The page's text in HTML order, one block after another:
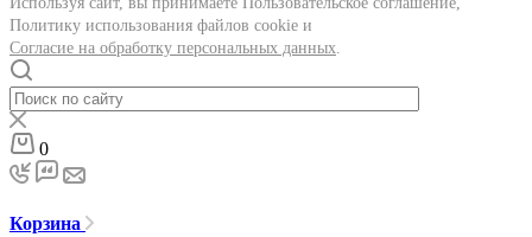
Политику использования файлов cookie и
Согласие на обработку персональных данных.
0
Корзина